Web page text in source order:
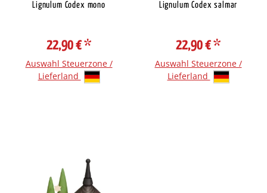
Lignulum Codex mono
22,90 €*
Auswahl Steuerzone /
Lieferland
Lignulum Codex salmar
22,90 €*
Auswahl Steuerzone /
Lieferland